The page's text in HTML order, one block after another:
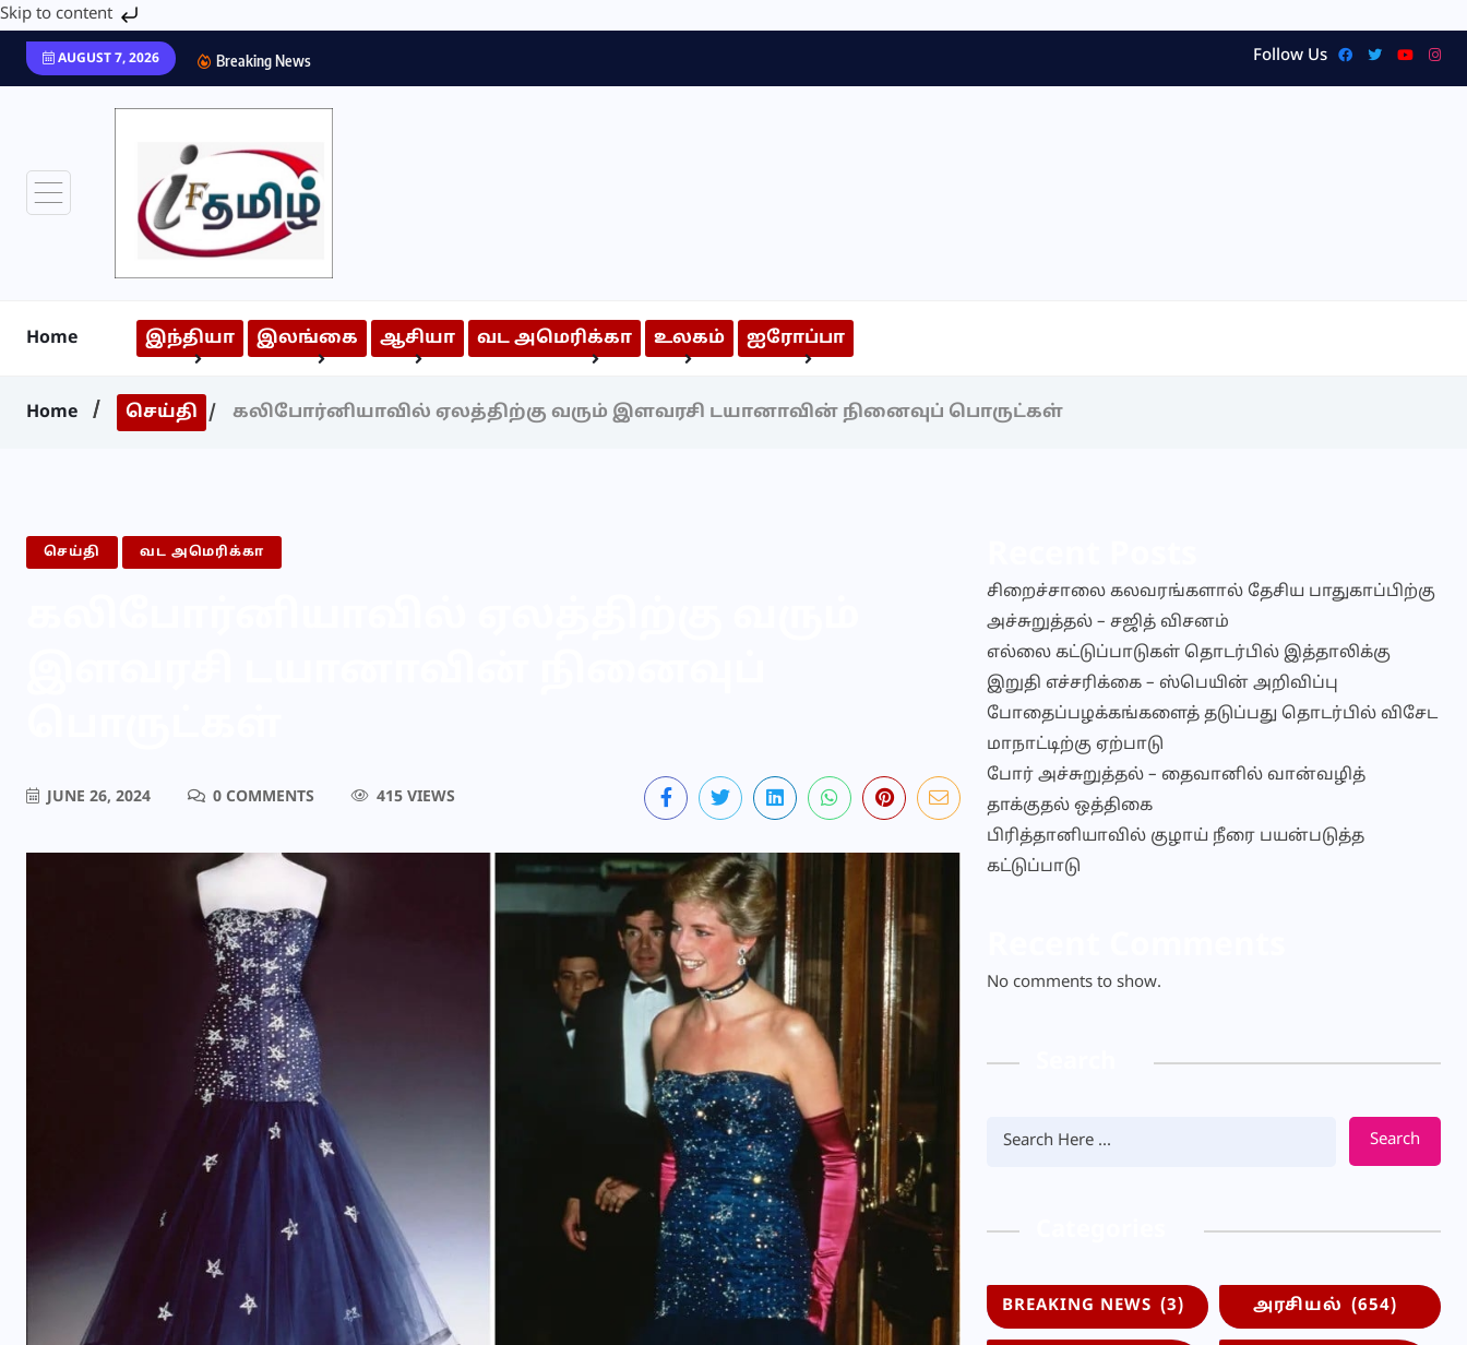
Skip to content
AUGUST 7, 2026 Breaking News Follow Us
Home இந்தியா இலங்கை ஆசியா வட அமெரிக்கா உலகம் ஐரோப்பா
Home செய்தி கலிபோர்னியாவில் ஏலத்திற்கு வரும் இளவரசி டயானாவின் நினைவுப் பொருட்கள்
செய்தி வட அமெரிக்கா
JUNE 26, 2024 0 COMMENTS 415 VIEWS
சிறைச்சாலை கலவரங்களால் தேசிய பாதுகாப்பிற்கு
அச்சுறுத்தல் – சஜித் விசனம்
எல்லை கட்டுப்பாடுகள் தொடர்பில் இத்தாலிக்கு
இறுதி எச்சரிக்கை – ஸ்பெயின் அறிவிப்பு
போதைப்பழக்கங்களைத் தடுப்பது தொடர்பில் விசேட
மாநாட்டிற்கு ஏற்பாடு
போர் அச்சுறுத்தல் – தைவானில் வான்வழித்
தாக்குதல் ஒத்திகை
பிரித்தானியாவில் குழாய் நீரை பயன்படுத்த
கட்டுப்பாடு
No comments to show.
Search
BREAKING NEWS (3) அரசியல் (654)